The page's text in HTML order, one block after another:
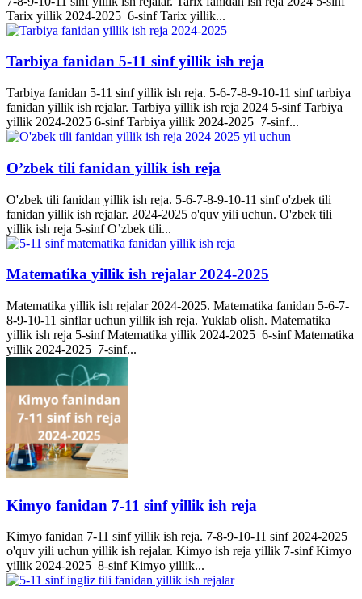
Tarix yillik 2024-2025 6-sinf Tarix yillik...
Tarbiya fanidan 5-11 sinf yillik ish reja
Tarbiya fanidan 5-11 sinf yillik ish reja. 5-6-7-8-9-10-11 sinf tarbiya
fanidan yillik ish rejalar. Tarbiya yillik ish reja 2024 5-sinf Tarbiya
yillik 2024-2025 6-sinf Tarbiya yillik 2024-2025 7-sinf...
O’zbek tili fanidan yillik ish reja
O'zbek tili fanidan yillik ish reja. 5-6-7-8-9-10-11 sinf o'zbek tili
fanidan yillik ish rejalar. 2024-2025 o'quv yili uchun. O'zbek tili
yillik ish reja 5-sinf O’zbek tili...
Matematika yillik ish rejalar 2024-2025
Matematika yillik ish rejalar 2024-2025. Matematika fanidan 5-6-7-
8-9-10-11 sinflar uchun yillik ish reja. Yuklab olish. Matematika
yillik ish reja 5-sinf Matematika yillik 2024-2025 6-sinf Matematika
yillik 2024-2025 7-sinf...
Kimyo fanidan 7-11 sinf yillik ish reja
Kimyo fanidan 7-11 sinf yillik ish reja. 7-8-9-10-11 sinf 2024-2025
o'quv yili uchun yillik ish rejalar. Kimyo ish reja yillik 7-sinf Kimyo
yillik 2024-2025 8-sinf Kimyo yillik...